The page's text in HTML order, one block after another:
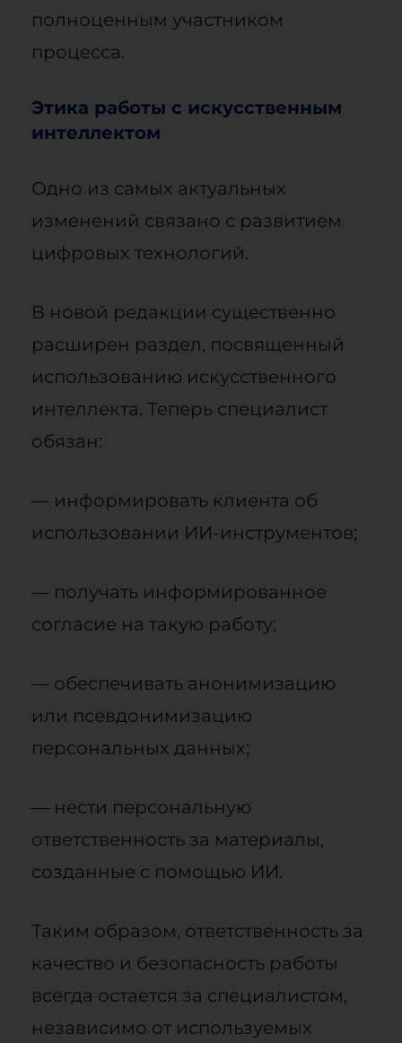
полноценным участником
процесса.
Этика работы с искусственным
интеллектом
Одно из самых актуальных
изменений связано с развитием
цифровых технологий.
В новой редакции существенно
расширен раздел, посвященный
использованию искусственного
интеллекта. Теперь специалист
обязан:
— информировать клиента об
использовании ИИ-инструментов;
— получать информированное
согласие на такую работу;
— обеспечивать анонимизацию
или псевдонимизацию
персональных данных;
— нести персональную
ответственность за материалы,
созданные с помощью ИИ.
Таким образом, ответственность за
качество и безопасность работы
всегда остается за специалистом,
независимо от используемых